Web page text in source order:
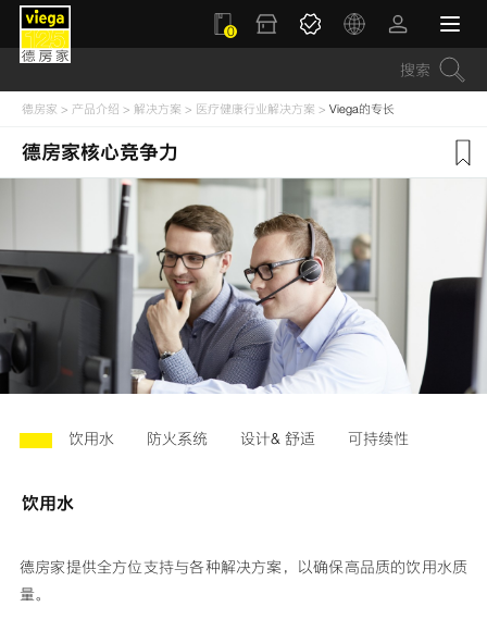
0
德房家 > 产品介绍 >解决方案 > 医疗健康行业解决方案 >Viega的专长
德房家核心竞争力
饮用水 防火系统 设计& 舒适 可持续性
饮用水
德房家提供全方位支持与各种解决方案，以确保高品质的饮用水质
量。